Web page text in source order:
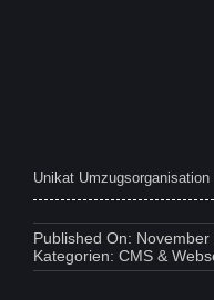
Unikat Umzugsorganisation
Published On:
Kategorien: CMS &